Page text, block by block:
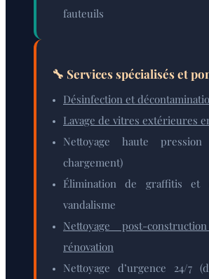
fauteuils
🔧 Services spécialisés et
Désinfection et
Lavage de vitres extérieures
Nettoyage haute
chargement)
Élimination de graffitis et
vandalisme
Nettoyage post-
rénovation
Nettoyage d’urgence 24/7